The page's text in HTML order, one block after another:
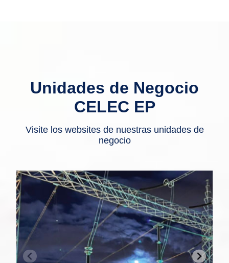
Unidades de Negocio
CELEC EP
Visite los websites de nuestras unidades de
negocio